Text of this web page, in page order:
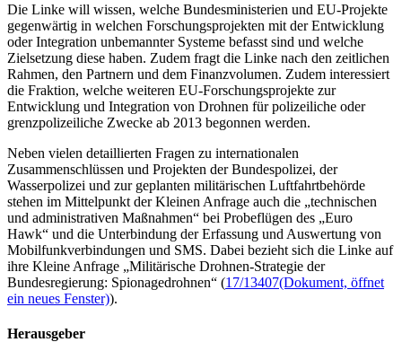
Die Linke will wissen, welche Bundesministerien und EU-Projekte
gegenwärtig in welchen Forschungsprojekten mit der Entwicklung
oder Integration unbemannter Systeme befasst sind und welche
Zielsetzung diese haben. Zudem fragt die Linke nach den zeitlichen
Rahmen, den Partnern und dem Finanzvolumen. Zudem interessiert
die Fraktion, welche weiteren EU-Forschungsprojekte zur
Entwicklung und Integration von Drohnen für polizeiliche oder
grenzpolizeiliche Zwecke ab 2013 begonnen werden.
Neben vielen detaillierten Fragen zu internationalen
Zusammenschlüssen und Projekten der Bundespolizei, der
Wasserpolizei und zur geplanten militärischen Luftfahrtbehörde
stehen im Mittelpunkt der Kleinen Anfrage auch die „technischen
und administrativen Maßnahmen“ bei Probeflügen des „Euro
Hawk“ und die Unterbindung der Erfassung und Auswertung von
Mobilfunkverbindungen und SMS. Dabei bezieht sich die Linke auf
ihre Kleine Anfrage „Militärische Drohnen-Strategie der
Bundesregierung: Spionagedrohnen“ (17/13407(Dokument, öffnet
ein neues Fenster)).
Herausgeber